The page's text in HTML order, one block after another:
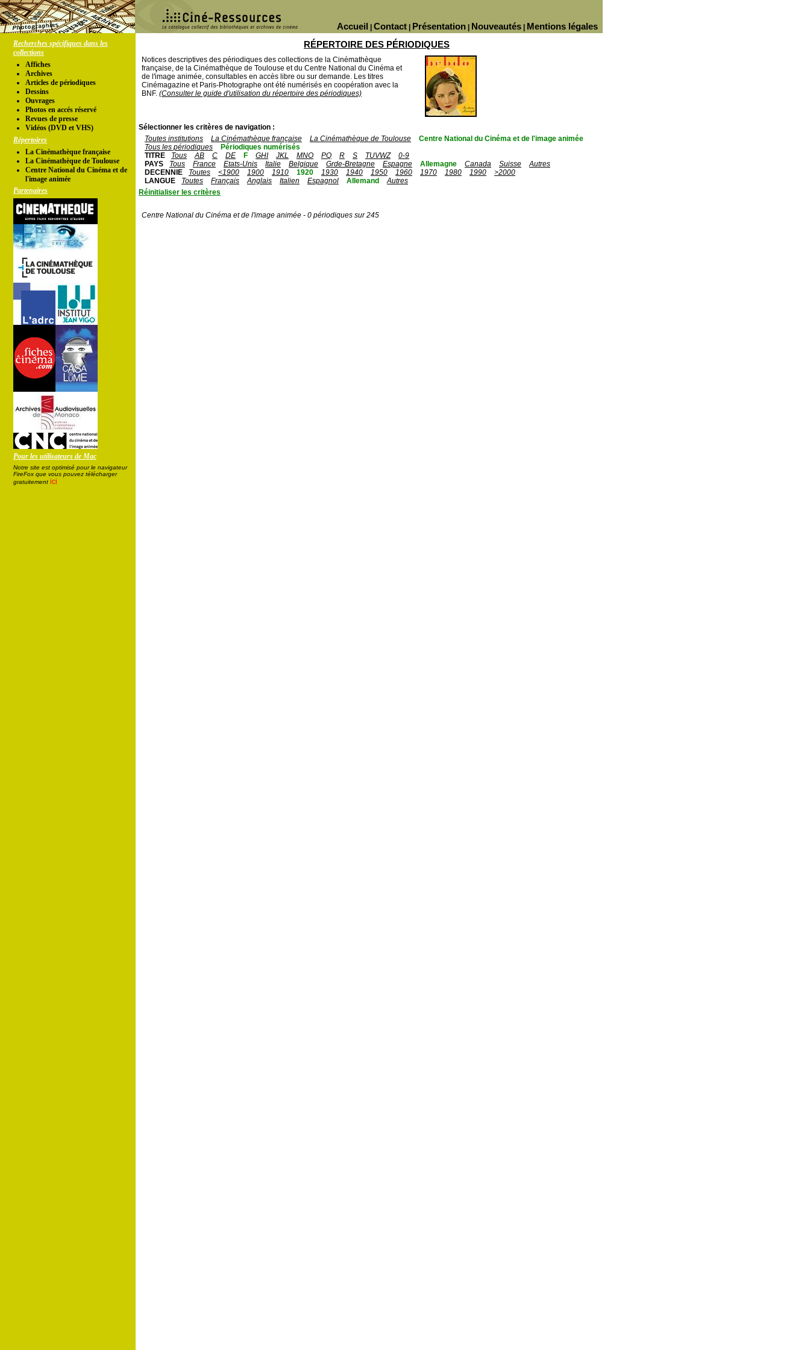
Mentions légales
Nouveautés
Présentation
Contact
Accueil
Recherches spécifiques dans les
collections
Affiches
Archives
Articles de périodiques
Dessins
Ouvrages
Photos en accés réservé
Revues de presse
Vidéos (DVD et VHS)
Répertoires
La Cinémathèque française
La Cinémathèque de Toulouse
Centre National du Cinéma et de
l'image animée
Partenaires
Pour les utilisateurs de Mac
Notre site est optimisé pour le navigateur
FireFox que vous pouvez télécharger
gratuitement ici
RÉPERTOIRE DES PÉRIODIQUES
Notices descriptives des périodiques des collections de la Cinémathèque
française, de la Cinémathèque de Toulouse et du Centre National du Cinéma et
de l'image animée, consultables en accès libre ou sur demande. Les titres
Cinémagazine et Paris-Photographe ont été numérisés en coopération avec la
BNF. (Consulter le guide d'utilisation du répertoire des périodiques)
Sélectionner les critères de navigation :
Toutes institutions
La Cinémathèque française La Cinémathèque de Toulouse
Centre National du Cinéma et de l'image animée
Tous les périodiques
Périodiques numérisés
TITRE
Tous AB C DE F GHI JKL MNO PQ R S TUVWZ
0-9
PAYS
Tous France Etats-Unis Italie Belgique Grde-Bretagne Espagne Allemagne Canada Suisse
Autres
DECENNIE
Toutes <1900 1900 1910 1920 1930 1940 1950 1960 1970 1980 1990
>2000
LANGUE
Toutes Français Anglais Italien Espagnol Allemand
Autres
Réinitialiser les critères
Centre National du Cinéma et de l'image animée - 0 périodiques sur 245